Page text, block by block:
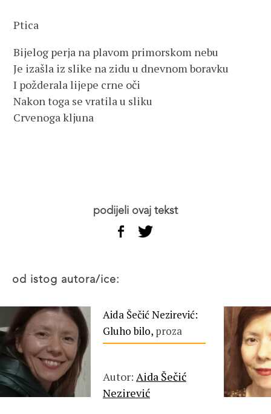
Ptica
Bijelog perja na plavom primorskom nebu
Je izašla iz slike na zidu u dnevnom boravku
I požderala lijepe crne oči
Nakon toga se vratila u sliku
Crvenoga kljuna
podijeli ovaj tekst
od istog autora/ice:
Aida Šečić Nezirević:
Gluho bilo, proza
Autor: Aida Šečić
Nezirević